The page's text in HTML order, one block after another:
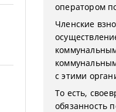
оператором
Членские
с этими
То есть,
обязанность